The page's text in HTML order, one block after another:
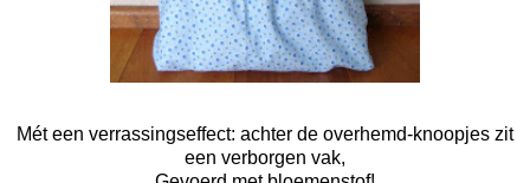
Mét een verrassingseffect: achter de overhemd-knoopjes zit
een verborgen vak,